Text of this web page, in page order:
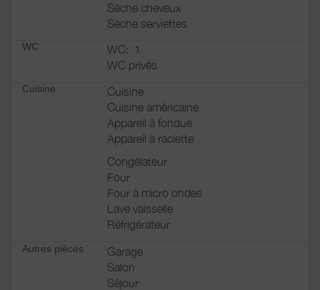
Sèche cheveux
Sèche serviettes
WC WC:
1
WC privés
Cuisine
Cuisine
Cuisine américaine
Appareil à fondue
Appareil à raclette
Congélateur
Four
Four à micro ondes
Lave vaisselle
Réfrigérateur
Autres pièces
Garage
Salon
Séjour